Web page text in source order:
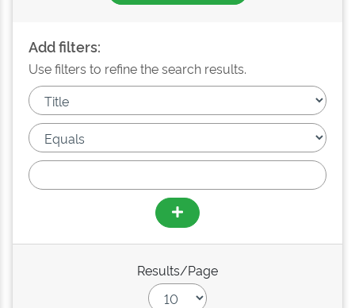
Add filters:
Use filters to refine the search results.
Results/Page